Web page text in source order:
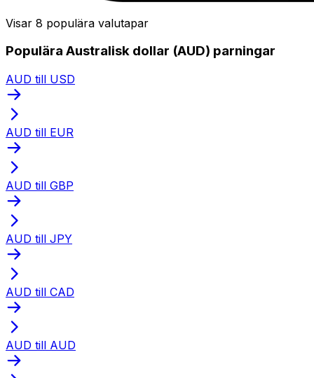
Visar 8 populära valutapar
Populära Australisk dollar (AUD) parningar
AUD till USD
AUD till EUR
AUD till GBP
AUD till JPY
AUD till CAD
AUD till AUD